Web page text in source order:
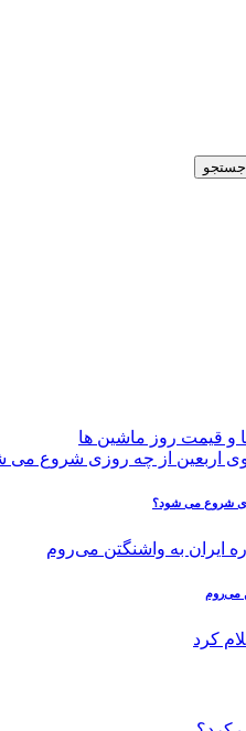
و قیمت روز ماشین‌ ها
می‌روم